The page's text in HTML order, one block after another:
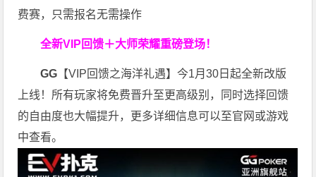
费赛，只需报名无需操作
全新VIP回馈＋大师荣耀重磅登场！
GG 【VIP回馈之海洋礼遇】今1月30日起全新改版
上线！所有玩家将免费晋升至更高级别，同时选择回馈
的自由度也大幅提升，更多详细信息可以至官网或游戏
中查看。